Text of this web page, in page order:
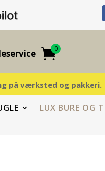
0
på værksted og pakkeri.
LUX BURE OG